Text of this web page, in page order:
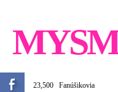
23,500 Fanúšikovia